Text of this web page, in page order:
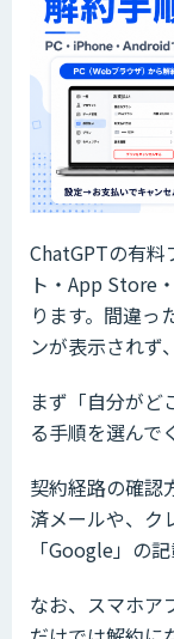
ChatGPTの有料
ト・App Store
ります。間違っ
ンが表示されず
まず「自分がど
る手順を選んで
契約経路の確認
済メールや、ク
「Google」の
なお、スマホア